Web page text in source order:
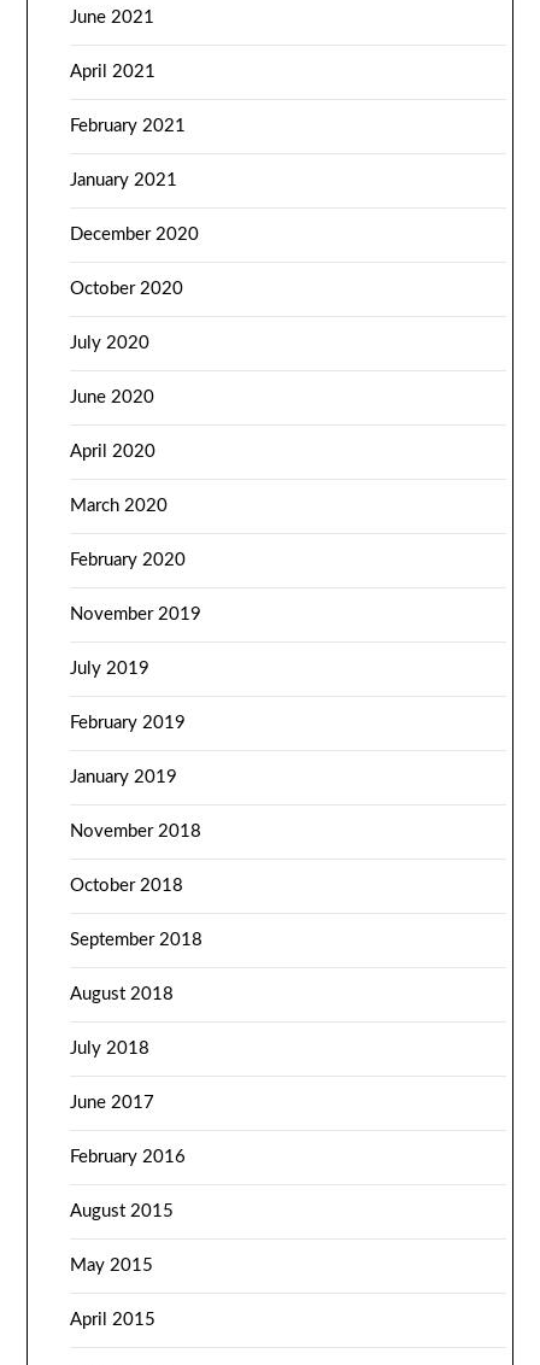
June 2021
April 2021
February 2021
January 2021
December 2020
October 2020
July 2020
June 2020
April 2020
March 2020
February 2020
November 2019
July 2019
February 2019
January 2019
November 2018
October 2018
September 2018
August 2018
July 2018
June 2017
February 2016
August 2015
May 2015
April 2015